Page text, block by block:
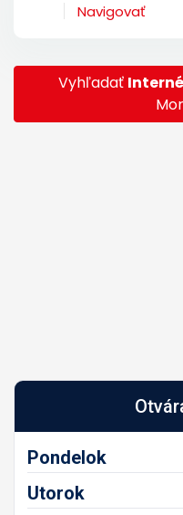
Navigovať
Vyhľadať
Pondelok
Utorok